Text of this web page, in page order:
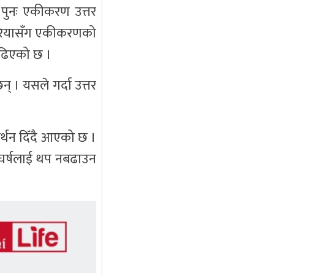
एकीकरण उत्तर
एकीकरणको
छ ।
। यसले गर्दा उत्तर
दिँदै आएको छ ।
थप नबढाउन